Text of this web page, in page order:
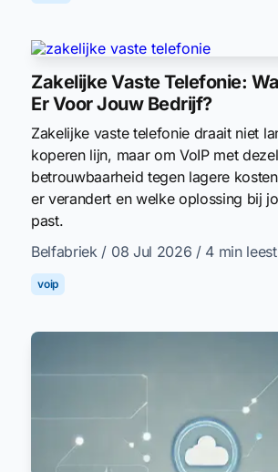
Zakelijke Vaste Telefonie:
Er Voor Jouw Bedrijf?
Zakelijke vaste telefonie draait niet
koperen lijn, maar om VoIP met
betrouwbaarheid tegen lagere
er verandert en welke oplossing bij
past.
Belfabriek / 08 Jul 2026 / 4 min
voip